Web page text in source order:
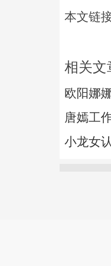
本文链
相关文
欧阳娜
唐嫣工
小龙女